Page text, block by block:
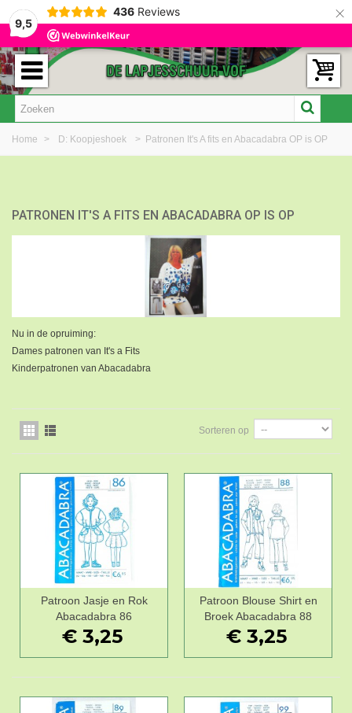
9,5
436 Reviews ×
Home > D: Koopjeshoek > Patronen It's A fits en Abacadabra OP is OP
PATRONEN IT'S A FITS EN ABACADABRA OP IS OP
Nu in de opruiming:
Dames patronen van It's a Fits
Kinderpatronen van Abacadabra
Sorteren op
Patroon Jasje en Rok
Abacadabra 86
€ 3,25
Patroon Blouse Shirt en
Broek Abacadabra 88
€ 3,25